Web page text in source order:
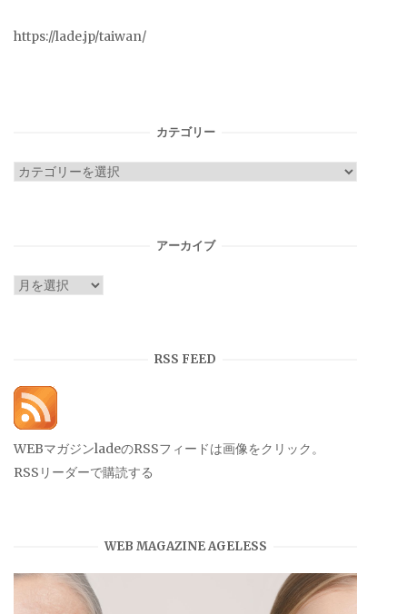
https://lade.jp/taiwan/
カテゴリー
カ
アーカイブ
ア
RSS FEED
WEBマガジンladeのRSSフィードは画像をクリック。
RSSリーダーで購読する
WEB MAGAZINE AGELESS